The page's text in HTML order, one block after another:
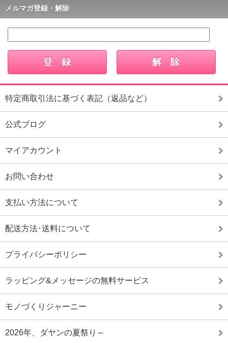
メルマガ登録・解除
特定商取引法に基づく表記（返品など）
公式ブログ
マイアカウント
お問い合わせ
支払い方法について
配送方法･送料について
プライバシーポリシー
ラッピング&メッセージの無料サービス
モノづくりジャーニー
2026年、ダヤンの夏祭り～